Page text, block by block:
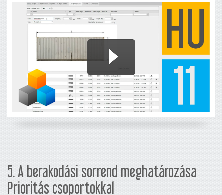
5. A berakodási sorrend meghatározása
Prioritás csoportokkal